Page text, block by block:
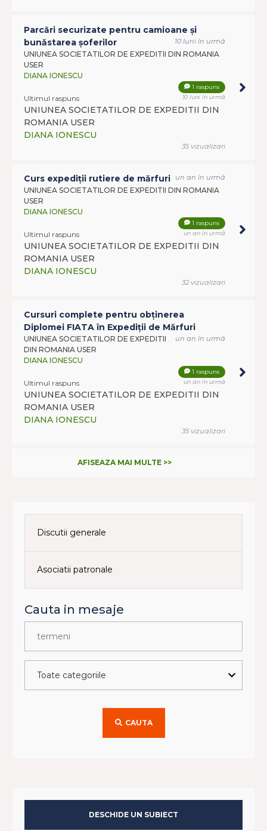
Parcări securizate pentru camioane și
bunăstarea șoferilor
10 luni în urmă
UNIUNEA SOCIETATILOR DE EXPEDITII DIN ROMANIA
USER
DIANA IONESCU
1 raspuns
Ultimul raspuns 10 luni în urmă
UNIUNEA SOCIETATILOR DE EXPEDITII DIN
ROMANIA USER
DIANA IONESCU
35 vizualizari
Curs expediții rutiere de mărfuri un an în urmă
UNIUNEA SOCIETATILOR DE EXPEDITII DIN ROMANIA
USER
DIANA IONESCU
1 raspuns
Ultimul raspuns un an în urmă
UNIUNEA SOCIETATILOR DE EXPEDITII DIN
ROMANIA USER
DIANA IONESCU
32 vizualizari
Cursuri complete pentru obținerea
Diplomei FIATA în Expediții de Mărfuri
un an în urmă
UNIUNEA SOCIETATILOR DE EXPEDITII
DIN ROMANIA USER
DIANA IONESCU
1 raspuns
Ultimul raspuns un an în urmă
UNIUNEA SOCIETATILOR DE EXPEDITII DIN
ROMANIA USER
DIANA IONESCU
35 vizualizari
AFISEAZA MAI MULTE >>
Discutii generale
Asociatii patronale
Cauta in mesaje
CAUTA
DESCHIDE UN SUBIECT